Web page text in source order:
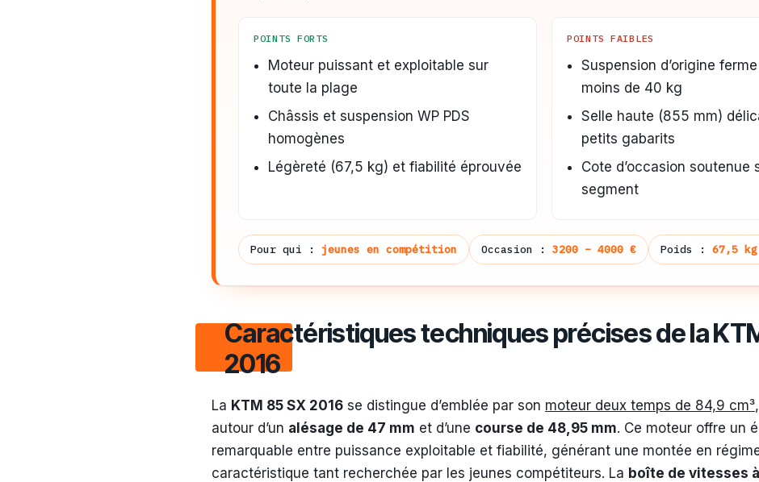
POINTS FORTS
Moteur puissant et exploitable sur
toute la plage
Châssis et suspension WP PDS
homogènes
Légèreté (67,5 kg) et fiabilité éprouvée
POINTS FAIBLES
Suspension d’origine
moins de 40 kg
Selle haute (855 mm)
petits gabarits
Cote d’occasion soutenue
segment
Pour qui : jeunes en compétition Occasion : 3200 – 4000 € Poids : 67,5
Caractéristiques techniques précises de la
2016
La KTM 85 SX 2016 se distingue d’emblée par son moteur deux temps de 84,9 cm³
autour d’un alésage de 47 mm et d’une course de 48,95 mm. Ce moteur offre un
remarquable entre puissance exploitable et fiabilité, générant une montée en
caractéristique tant recherchée par les jeunes compétiteurs. La boîte de vitesses